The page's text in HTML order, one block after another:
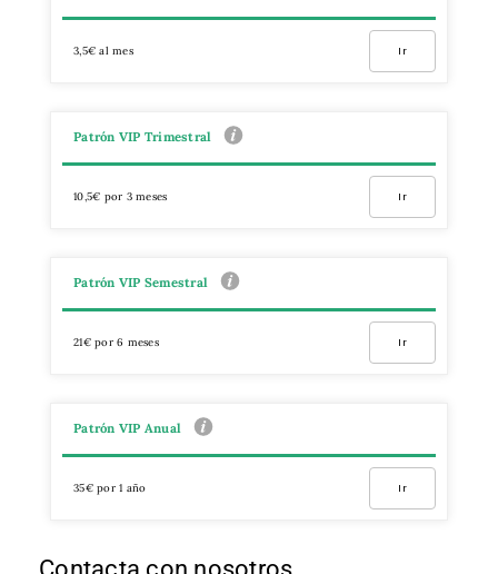
3,5€ al mes Ir
Patrón VIP Trimestral
10,5€ por 3 meses Ir
Patrón VIP Semestral
21€ por 6 meses Ir
Patrón VIP Anual
35€ por 1 año Ir
Contacta con nosotros